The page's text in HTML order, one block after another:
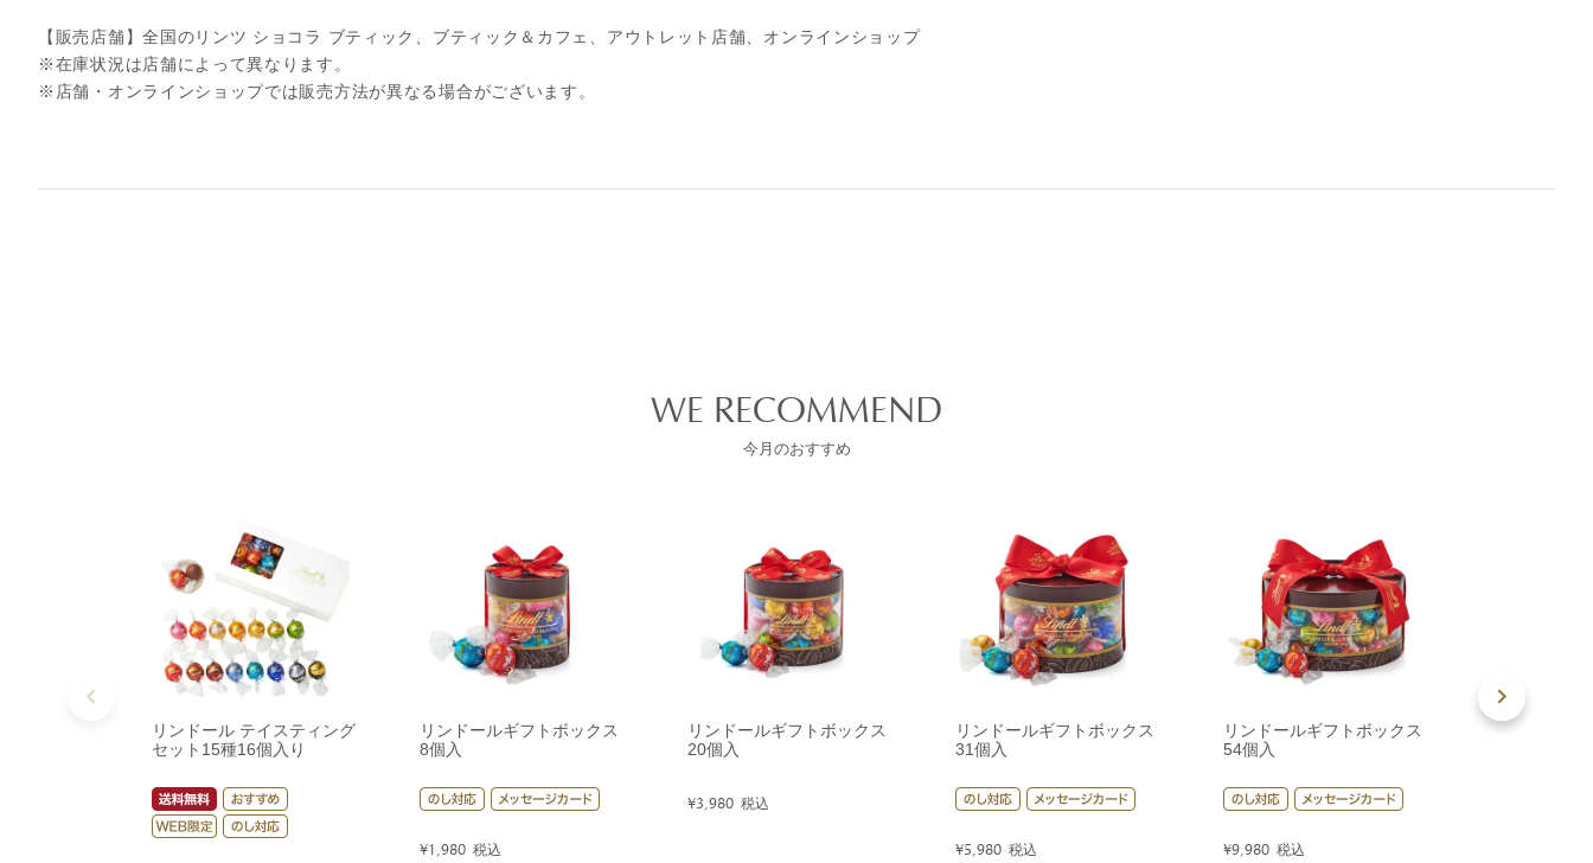
【販売店舗】全国のリンツ ショコラ ブティック、ブティック＆カフェ、アウトレット店舗、オンラインショップ
※在庫状況は店舗によって異なります。
※店舗・オンラインショップでは販売方法が異なる場合がございます。
WE RECOMMEND
今月のおすすめ
リンドール テイスティング
セット15種16個入り
リンドールギフトボックス
8個入
¥1,980 税込
リンドールギフトボックス
20個入
¥3,980 税込
リンドールギフトボックス
31個入
¥5,980 税込
リンドールギフトボックス
54個入
¥9,980 税込
リンドール